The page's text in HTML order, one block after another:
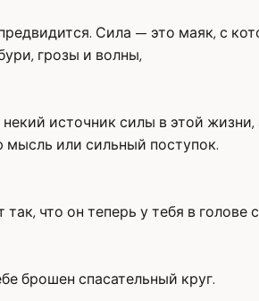
Сила — это маяк, с
грозы и волны,
источник силы в этой
мысль или сильный поступок.
что он теперь у тебя в голове
брошен спасательный круг.